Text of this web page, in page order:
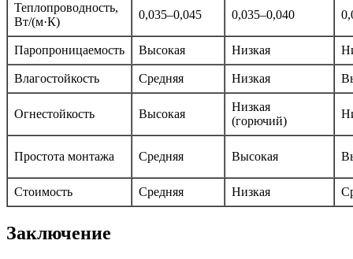
Теплопроводность,
Вт/(м·К)
0,035–0,045 0,035–0,040
Паропроницаемость Высокая Низкая
Влагостойкость Средняя Низкая
Огнестойкость Высокая
Низкая
(горючий)
Простота монтажа Средняя Высокая
Стоимость Средняя Низкая
Заключение